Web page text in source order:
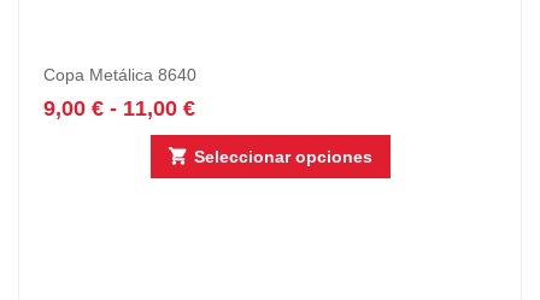
Copa Metálica 8640
9,00 € - 11,00 €
Seleccionar opciones